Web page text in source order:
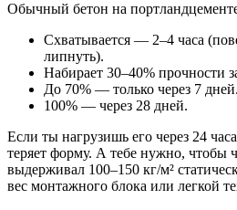
Обычный бетон на
Схватывается — 2–4 часа
липнуть).
Набирает 30–40% прочности
До 70% — только через 7 дней.
100% — через 28 дней.
Если ты нагрузишь его через 24
теряет форму. А тебе нужно, чтобы
выдерживал 100–150 кг/м²
вес монтажного блока или легкой